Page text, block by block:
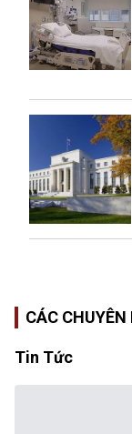
CÁC
Tin Tức